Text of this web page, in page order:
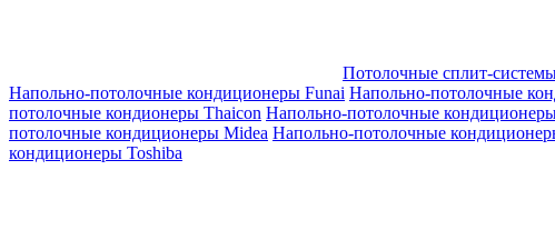
Потолочные сплит-
Напольно-потолочные кондиционеры Funai Напольно-потолочные
потолочные кондионеры Thaicon Напольно-потолочные
потолочные кондиционеры Midea Напольно-потолочные
кондиционеры Toshiba